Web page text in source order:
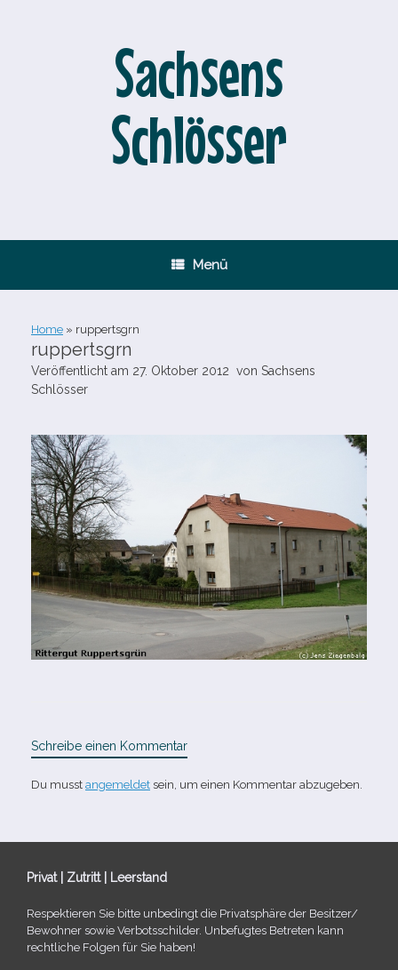
Sachsens
Schlösser
Menü
Home » ruppertsgrn
ruppertsgrn
Veröffentlicht am 27. Oktober 2012 von Sachsens
Schlösser
Schreibe einen Kommentar
Du musst angemeldet sein, um einen Kommentar abzugeben.
Privat | Zutritt | Leerstand
Respektieren Sie bitte unbe­dingt die Privatsphäre der Besitzer/​
Bewohner sowie Verbotsschilder. Unbefugtes Betreten kann
recht­li­che Folgen für Sie haben!